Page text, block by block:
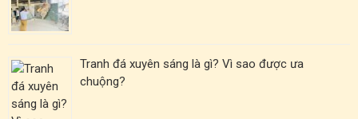
Tranh đá xuyên sáng là gì? Vì sao được ưa
chuộng?